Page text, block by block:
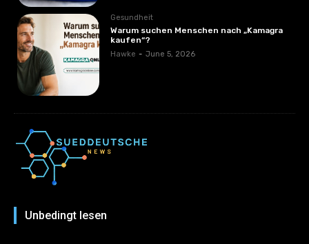
Gesundheit
Warum suchen Menschen nach „Kamagra
kaufen“?
Hawke - June 5, 2026
Unbedingt lesen